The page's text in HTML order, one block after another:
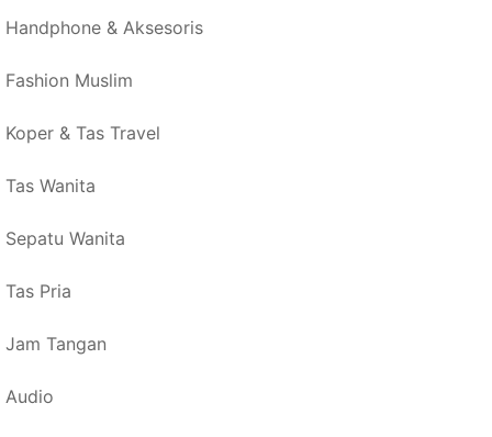
Handphone & Aksesoris
Fashion Muslim
Koper & Tas Travel
Tas Wanita
Sepatu Wanita
Tas Pria
Jam Tangan
Audio